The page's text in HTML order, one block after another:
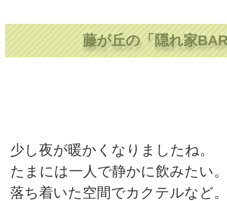
藤が丘の「隠れ家
少し夜が暖かくなりましたね。
たまには一人で静かに飲みたい
落ち着いた空間でカクテルなど